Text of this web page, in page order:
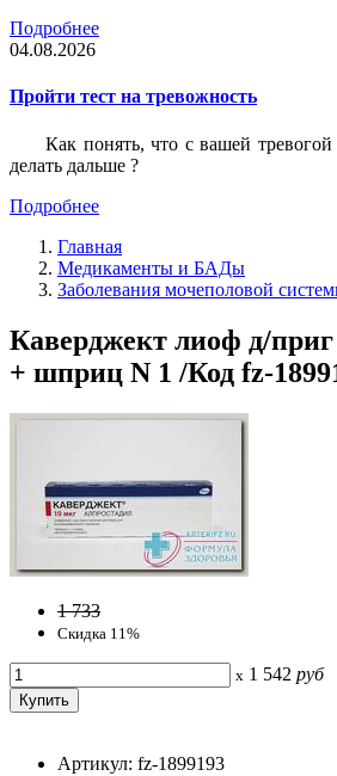
Подробнее
04.08.2026
Пройти тест на тревожность
Как понять, что с вашей
делать дальше ?
Подробнее
Главная
Медикаменты и БАДы
Заболевания мочеполовой
Каверджект лиоф д/
+ шприц N 1 /Код fz-
1 733
Скидка 11%
x 1 542 руб
Артикул: fz-1899193